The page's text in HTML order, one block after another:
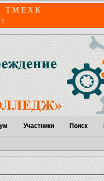
ТМЕХК
Участники Поиск